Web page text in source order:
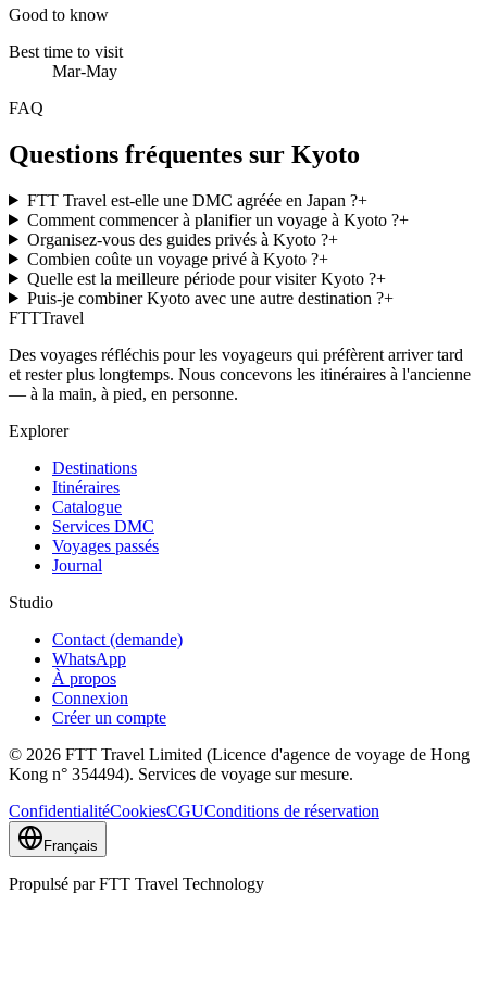
Good to know
Best time to visit
Mar-May
FAQ
Questions fréquentes sur Kyoto
FTT Travel est-elle une DMC agréée en Japan ?+
Comment commencer à planifier un voyage à Kyoto ?+
Organisez-vous des guides privés à Kyoto ?+
Combien coûte un voyage privé à Kyoto ?+
Quelle est la meilleure période pour visiter Kyoto ?+
Puis-je combiner Kyoto avec une autre destination ?+
FTTTravel
Des voyages réfléchis pour les voyageurs qui préfèrent arriver tard
et rester plus longtemps. Nous concevons les itinéraires à l'ancienne
— à la main, à pied, en personne.
Explorer
Destinations
Itinéraires
Catalogue
Services DMC
Voyages passés
Journal
Studio
Contact (demande)
WhatsApp
À propos
Connexion
Créer un compte
© 2026 FTT Travel Limited (Licence d'agence de voyage de Hong
Kong n° 354494). Services de voyage sur mesure.
ConfidentialitéCookiesCGUConditions de réservation
Français
Propulsé par FTT Travel Technology